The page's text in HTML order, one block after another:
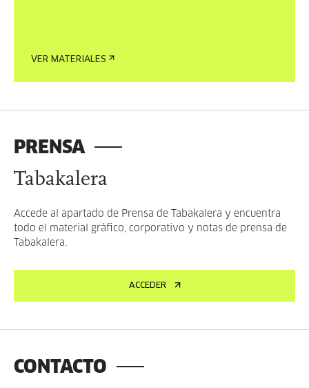
VER MATERIALES
PRENSA
Tabakalera
Accede al apartado de Prensa de Tabakalera y encuentra
todo el material gráfico, corporativo y notas de prensa de
Tabakalera.
ACCEDER
CONTACTO